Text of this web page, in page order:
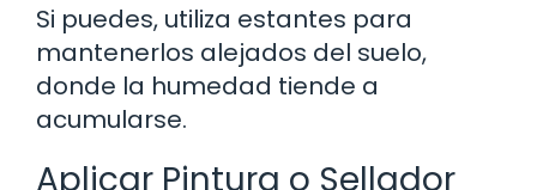
Si puedes, utiliza estantes para
mantenerlos alejados del suelo,
donde la humedad tiende a
acumularse.
Aplicar Pintura o Sellador